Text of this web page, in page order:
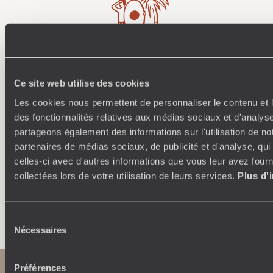
Ce site web utilise des cookies
Les cookies nous permettent de personnaliser le contenu et
des fonctionnalités relatives aux médias sociaux et
partageons également des informations sur l'utilisation de
partenaires de médias sociaux, de publicité et d'analyse,
celles-ci avec d'autres informations que vous leur avez
collectées lors de votre utilisation de leurs services. Plus
Nécessaires
Préférences
250 conseillers spécialisés par pays et par régions :
Amoureux du beau jamais à court d’idées, ils vous
inspirent et créent un voyage ultra-personnalisé :
étapes, hébergements, ateliers, rencontres…
À
Faites créer votre voyage